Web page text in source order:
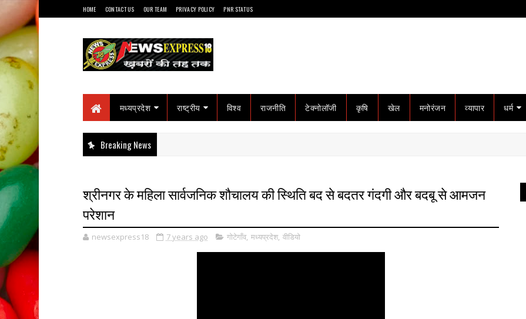
HOME CONTACT US OUR TEAM PRIVACY POLICY PNR STATUS
मध्यप्रदेश राष्ट्रीय विश्व राजनीति टेक्नोलॉजी कृषि खेल मनोरंजन व्यापार धर्म
Breaking News
श्रीनगर के महिला सार्वजनिक शौचालय की स्थिति बद से बदतर गंदगी और बदबू से आमजन
परेशान
newsexpress18 7 years ago गोटेगाँव, मध्यप्रदेश, वीडियो